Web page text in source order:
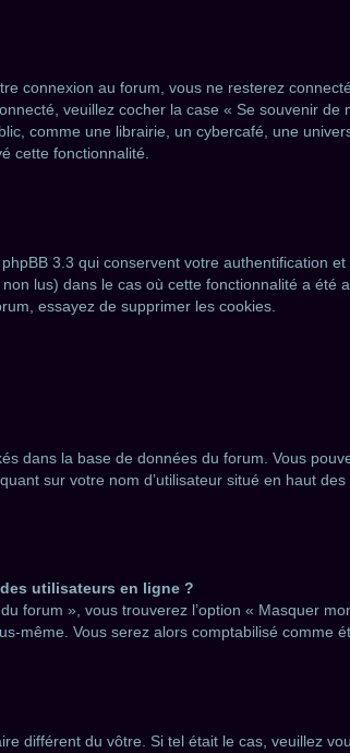
connexion au forum, vous ne resterez
veuillez cocher la case « Se souvenir
comme une librairie, un cybercafé, une
cette fonctionnalité.
3.3 qui conservent votre authentification
lus) dans le cas où cette fonctionnalité a
essayez de supprimer les cookies.
dans la base de données du forum. Vous
sur votre nom d’utilisateur situé en haut
utilisateurs en ligne ?
forum », vous trouverez l’option « Masquer
même. Vous serez alors comptabilisé comme
différent du vôtre. Si tel était le cas, veuillez